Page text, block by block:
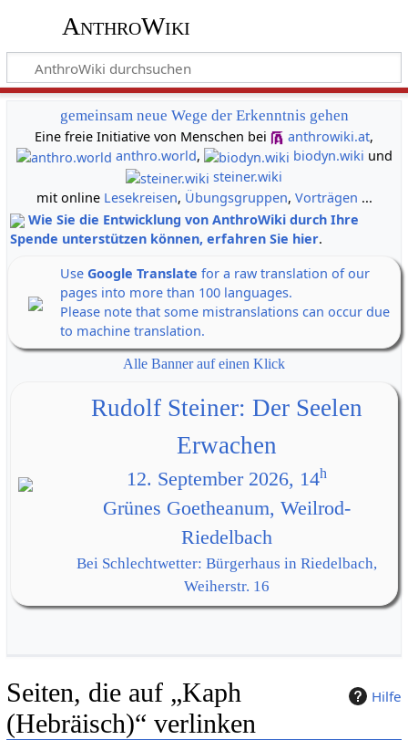
AnthroWiki
gemeinsam neue Wege der Erkenntnis gehen
Eine freie Initiative von Menschen bei
anthrowiki.at,
anthro.world, biodyn.wiki und
steiner.wiki
mit online Lesekreisen, Übungsgruppen, Vorträgen ...
Wie Sie die Entwicklung von AnthroWiki durch Ihre
Spende unterstützen können, erfahren Sie hier.
Use Google Translate for a raw translation of our
pages into more than 100 languages.
Please note that some mistranslations can occur due
to machine translation.
Alle Banner auf einen Klick
Rudolf Steiner: Der Seelen
Erwachen
12. September 2026, 14h
Grünes Goetheanum, Weilrod-
Riedelbach
Bei Schlechtwetter: Bürgerhaus in Riedelbach,
Weiherstr. 16
Hilfe
Seiten, die auf „Kaph
(Hebräisch)“ verlinken